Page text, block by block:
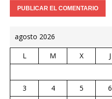
agosto 2026
L M X J
3
4 5 6